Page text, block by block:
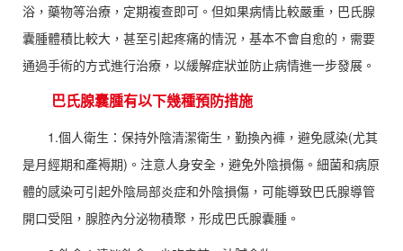
浴，藥物等治療，定期複查即可。但如果病情比較嚴重，巴氏腺
囊腫體積比較大，甚至引起疼痛的情況，基本不會自愈的，需要
通過手術的方式進行治療，以緩解症狀並防止病情進一步發展。
巴氏腺囊腫有以下幾種預防措施
1.個人衛生：保持外陰清潔衛生，勤換內褲，避免感染(尤其
是月經期和產褥期)。注意人身安全，避免外陰損傷。細菌和病原
體的感染可引起外陰局部炎症和外陰損傷，可能導致巴氏腺導管
開口受阻，腺腔內分泌物積聚，形成巴氏腺囊腫。